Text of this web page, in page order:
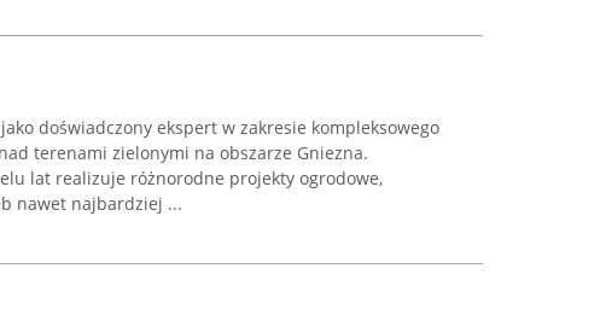
doświadczony ekspert w zakresie kompleksowego
terenami zielonymi na obszarze Gniezna.
lat realizuje różnorodne projekty ogrodowe,
nawet najbardziej ...